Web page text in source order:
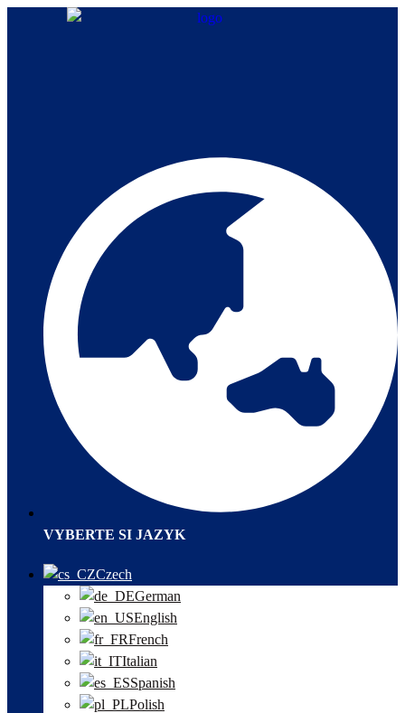
VYBERTE SI JAZYK
Czech
German
English
French
Italian
Spanish
Polish